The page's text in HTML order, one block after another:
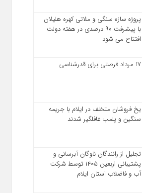
پروژه سازه سنگی و ملاتی کهره هلیلان
با پیشرفت ۹۰ درصدی در هفته دولت
افتتاح می شود
17 مرداد فرصتی برای قدرشناسی
یخ‌ فروشان متخلف در ایلام با جریمه
سنگین و پلمب غافلگیر شدند
تجلیل از رانندگان ناوگان آبرسانی و
پشتیبانی اربعین ۱۴۰۵ توسط شرکت
آب و فاضلاب استان ایلام